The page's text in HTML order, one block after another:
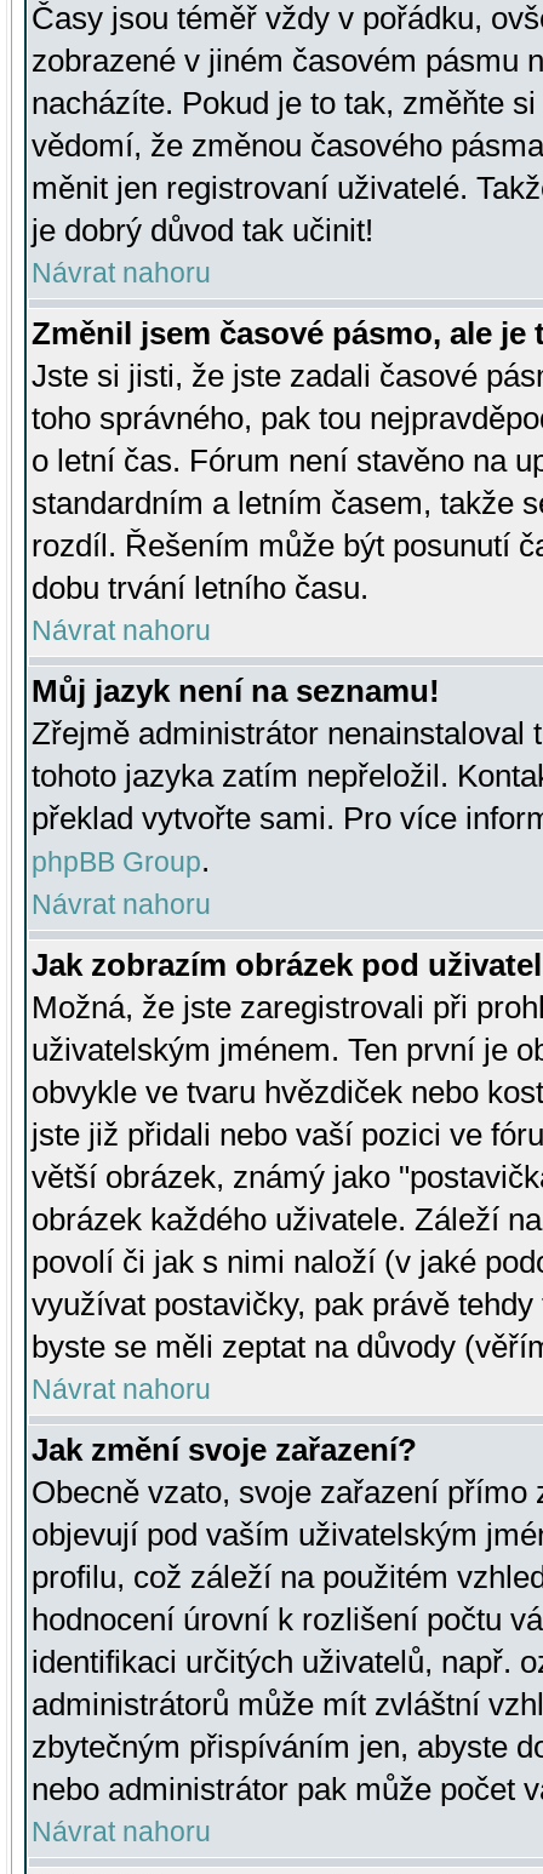
Časy jsou téměř vždy v pořádku,
zobrazené v jiném časovém pásmu
nacházíte. Pokud je to tak, změňte
vědomí, že změnou časového
měnit jen registrovaní uživatelé.
je dobrý důvod tak učinit!
Návrat nahoru
Změnil jsem časové pásmo, ale je
Jste si jisti, že jste zadali časové
toho správného, pak tou
o letní čas. Fórum není stavěno na
standardním a letním časem, takže
rozdíl. Řešením může být posunutí
dobu trvání letního času.
Návrat nahoru
Můj jazyk není na seznamu!
Zřejmě administrátor nenainstaloval
tohoto jazyka zatím nepřeložil.
překlad vytvořte sami. Pro více
phpBB Group.
Návrat nahoru
Jak zobrazím obrázek pod
Možná, že jste zaregistrovali při
uživatelským jménem. Ten první je
obvykle ve tvaru hvězdiček nebo
jste již přidali nebo vaší pozici ve
větší obrázek, známý jako
obrázek každého uživatele. Záleží
povolí či jak s nimi naloží (v jaké
využívat postavičky, pak právě
byste se měli zeptat na důvody
Návrat nahoru
Jak změní svoje zařazení?
Obecně vzato, svoje zařazení přímo
objevují pod vaším uživatelským
profilu, což záleží na použitém
hodnocení úrovní k rozlišení počtu
identifikaci určitých uživatelů, např.
administrátorů může mít zvláštní
zbytečným přispíváním jen, abyste
nebo administrátor pak může počet
Návrat nahoru